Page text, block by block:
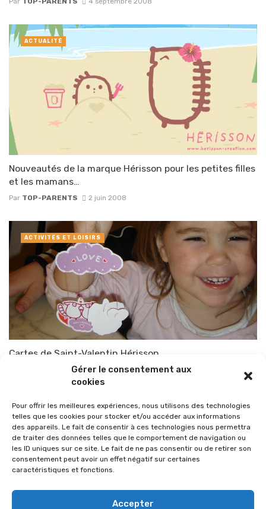
Gérer le consentement aux
cookies
Pour offrir les meilleures expériences, nous utilisons des technologies
telles que les cookies pour stocker et/ou accéder aux informations
des appareils. Le fait de consentir à ces technologies nous permettra
de traiter des données telles que le comportement de navigation ou
les ID uniques sur ce site. Le fait de ne pas consentir ou de retirer son
consentement peut avoir un effet négatif sur certaines
caractéristiques et fonctions.
Accepter
Nouveautés de la marque Hérisson pour les petites filles
et les mamans…
Par TOP-PARENTS 2 juin 2008
ACTUALITÉ
Cartes de Saint-Valentin Hérisson
TOP-PARENTS 4 février 2008
ACTIVITÉS ET LOISIRS